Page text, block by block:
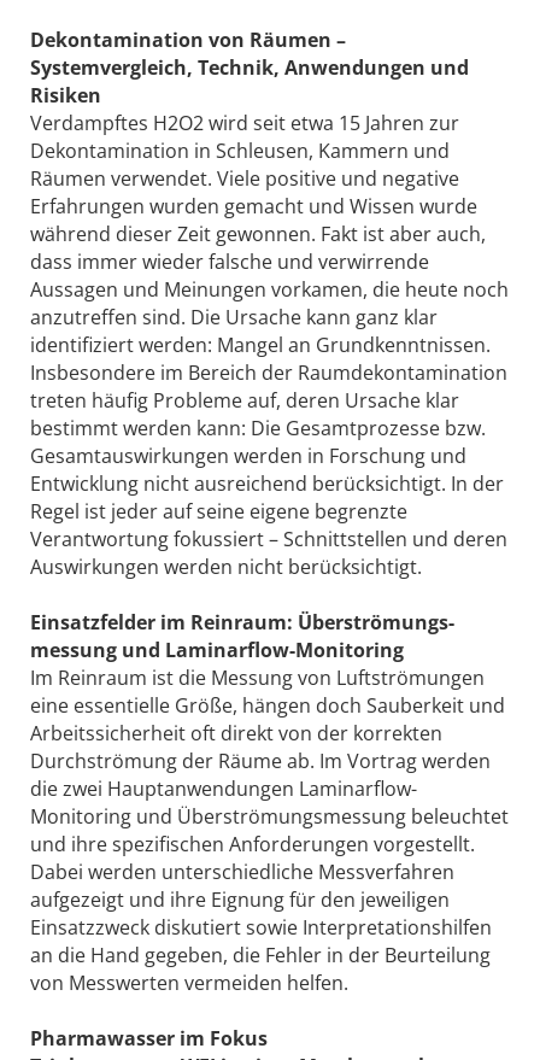
Dekontamination von Räumen –
Systemvergleich, Technik, Anwendungen und
Risiken
Verdampftes H2O2 wird seit etwa 15 Jahren zur
Dekontamination in Schleusen, Kammern und
Räumen verwendet. Viele positive und negative
Erfahrungen wurden gemacht und Wissen wurde
während dieser Zeit gewonnen. Fakt ist aber auch,
dass immer wieder falsche und verwirrende
Aussagen und Meinungen vorkamen, die heute noch
anzutreffen sind. Die Ursache kann ganz klar
identifiziert werden: Mangel an Grundkenntnissen.
Insbesondere im Bereich der Raumdekontamination
treten häufig Probleme auf, deren Ursache klar
bestimmt werden kann: Die Gesamtprozesse bzw.
Gesamtauswirkungen werden in Forschung und
Entwicklung nicht ausreichend berücksichtigt. In der
Regel ist jeder auf seine eigene begrenzte
Verantwortung fokussiert – Schnittstellen und deren
Auswirkungen werden nicht berücksichtigt.
Einsatzfelder im Reinraum: Überströmungs­
messung und Laminarflow-Monitoring
Im Reinraum ist die Messung von Luftströmungen
eine essentielle Größe, hängen doch Sauberkeit und
Arbeitssicherheit oft direkt von der korrekten
Durchströmung der Räume ab. Im Vortrag werden
die zwei Hauptanwendungen Laminarflow-
Monitoring und Überströmungsmessung beleuchtet
und ihre spezifischen Anforderungen vorgestellt.
Dabei werden unterschiedliche Messverfahren
aufgezeigt und ihre Eignung für den jeweiligen
Einsatzzweck diskutiert sowie Interpretationshilfen
an die Hand gegeben, die Fehler in der Beurteilung
von Messwerten vermeiden helfen.
Pharmawasser im Fokus